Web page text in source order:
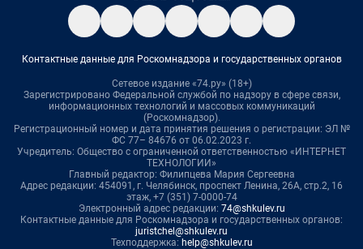
Контактные данные для Роскомнадзора и государственных органов
Сетевое издание «74.ру» (18+)
Зарегистрировано Федеральной службой по надзору в сфере связи,
информационных технологий и массовых коммуникаций
(Роскомнадзор).
Регистрационный номер и дата принятия решения о регистрации: ЭЛ №
ФС 77– 84676 от 06.02.2023 г.
Учредитель: Общество с ограниченной ответственностью «ИНТЕРНЕТ
ТЕХНОЛОГИИ»
Главный редактор: Филипцева Мария Сергеевна
Адрес редакции: 454091, г. Челябинск, проспект Ленина, 26А, стр.2, 16
этаж, +7 (351) 7-0000-74
Электронный адрес редакции: 74@shkulev.ru
Контактные данные для Роскомнадзора и государственных органов:
juristchel@shkulev.ru
Техподдержка: help@shkulev.ru